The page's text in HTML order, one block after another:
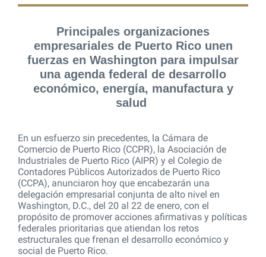
Principales organizaciones
empresariales de Puerto Rico unen
fuerzas en Washington para impulsar
una agenda federal de desarrollo
económico, energía, manufactura y
salud
En un esfuerzo sin precedentes, la Cámara de
Comercio de Puerto Rico (CCPR), la Asociación de
Industriales de Puerto Rico (AIPR) y el Colegio de
Contadores Públicos Autorizados de Puerto Rico
(CCPA), anunciaron hoy que encabezarán una
delegación empresarial conjunta de alto nivel en
Washington, D.C., del 20 al 22 de enero, con el
propósito de promover acciones afirmativas y políticas
federales prioritarias que atiendan los retos
estructurales que frenan el desarrollo económico y
social de Puerto Rico.